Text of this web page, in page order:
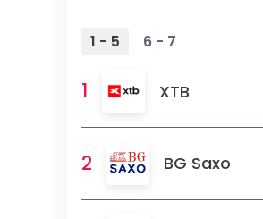
1 - 5 6 - 7
1 XTB
2 BG Saxo